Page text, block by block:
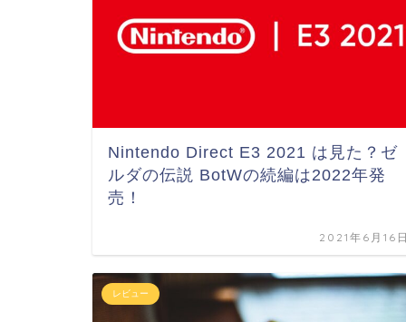
Nintendo Direct E3 2021 は見た？ゼ
ルダの伝説 BotWの続編は2022年発
売！
2021年6月16
レビュー